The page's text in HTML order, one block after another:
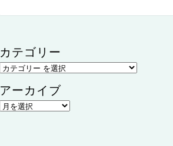
カテゴリー
アーカイブ